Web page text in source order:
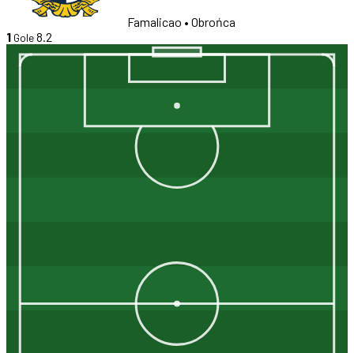
Famalicao • Obrońca
1 Gole8.2